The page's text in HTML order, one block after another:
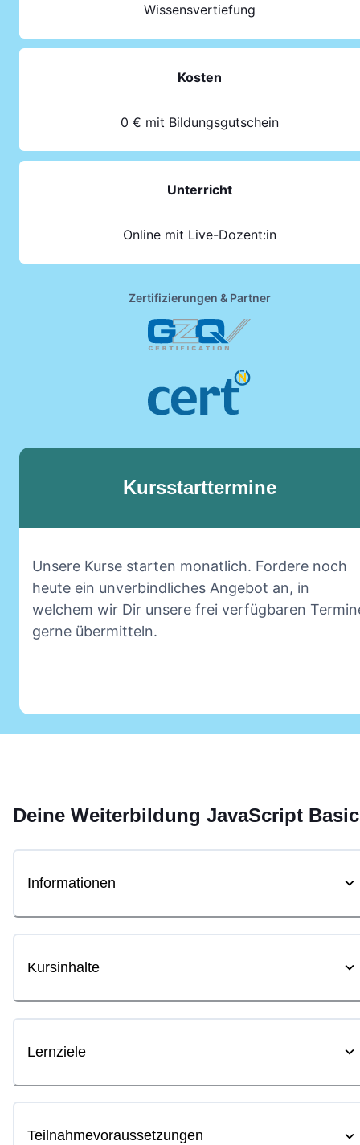
Wissensvertiefung
Kosten
0 € mit Bildungsgutschein
Unterricht
Online mit Live-Dozent:in
Zertifizierungen & Partner
Kursstarttermine
Unsere Kurse starten monatlich. Fordere noch
heute ein unverbindliches Angebot an, in
welchem wir Dir unsere frei verfügbaren
gerne übermitteln.
Deine Weiterbildung JavaScript
Informationen
Kursinhalte
Lernziele
Teilnahmevoraussetzungen